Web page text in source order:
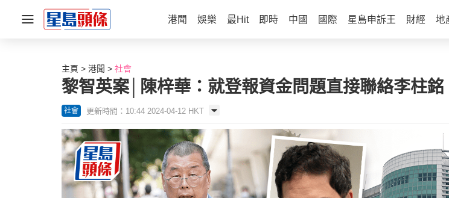
港聞 娛樂 最Hit 即時 中國 國際 星島申訴王 財經 地
主頁 港聞 社會
黎智英案│陳梓華：就登報資金問題直接聯絡李柱
社會 更新時間：10:44 2024-04-12 HKT